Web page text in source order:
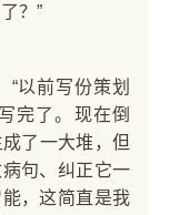
？”
以前写份策划
完了。现在倒
了一大堆，但
句、纠正它一
，这简直是我